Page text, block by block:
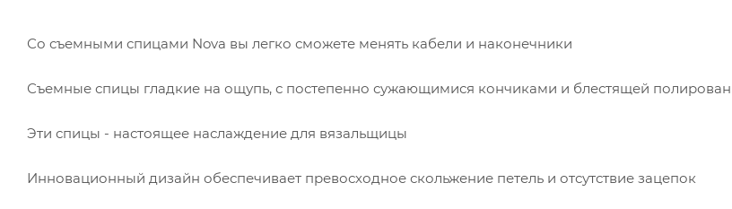
Со съемными спицами Nova вы легко сможете менять кабели и наконечники
Съемные спицы гладкие на ощупь, с постепенно сужающимися кончиками и блестящей
Эти спицы - настоящее наслаждение для вязальщицы
Инновационный дизайн обеспечивает превосходное скольжение петель и отсутствие зацепок